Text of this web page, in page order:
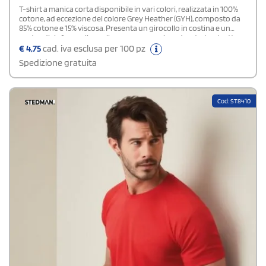
T-shirt a manica corta disponibile in vari colori, realizzata in 100%
cotone, ad eccezione del colore Grey Heather (GYH), composto da
85% cotone e 15% viscosa. Presenta un girocollo in costina e un
nastro di rinforzo alle spalle per una maggiore durata. La struttura
con busto tubulare garantisce una vestibilità
confortevole.Certificazione: OEKO-TEX® standard 100 - PETA -
Approved Vegan - Amfori BSCI (Business Social Compliance
Initiative)
€4,75cad. iva esclusa per 100 pz
Spedizione gratuita
Cod: ST8410